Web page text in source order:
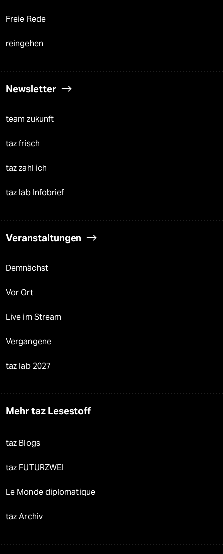
Freie Rede
reingehen
Newsletter
team zukunft
taz frisch
taz zahl ich
taz lab Infobrief
Veranstaltungen
Demnächst
Vor Ort
Live im Stream
Vergangene
taz lab 2027
Mehr taz Lesestoff
taz Blogs
taz FUTURZWEI
Le Monde diplomatique
taz Archiv